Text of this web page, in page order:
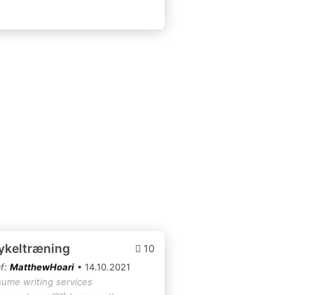
10
MatthewHoari• 14.10.2021
writing services